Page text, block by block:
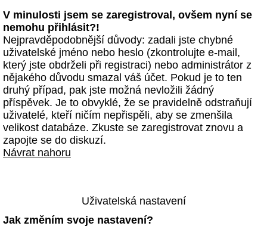
V minulosti jsem se zaregistroval, ovšem nyní se
nemohu přihlásit?!
Nejpravděpodobnější důvody: zadali jste chybné
uživatelské jméno nebo heslo (zkontrolujte e-mail,
který jste obdrželi při registraci) nebo administrátor z
nějakého důvodu smazal váš účet. Pokud je to ten
druhý případ, pak jste možná nevložili žádný
příspěvek. Je to obvyklé, že se pravidelně odstraňují
uživatelé, kteří ničím nepřispěli, aby se zmenšila
velikost databáze. Zkuste se zaregistrovat znovu a
zapojte se do diskuzí.
Návrat nahoru
Uživatelská nastavení
Jak změním svoje nastavení?